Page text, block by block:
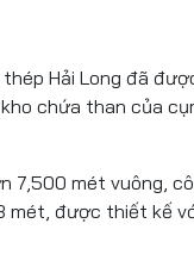
Hải Long đã
chứa than của
mét vuông,
mét, được thiết kế